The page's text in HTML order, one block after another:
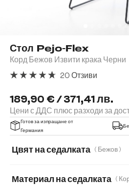
Стол Pejo-Flex
Корд Бежов Извити крака Черни
189,90 € / 371,41 лв.
Цени с ДДС плюс разходи за
20 Отзиви
Готов за изпращане от
Германия
Цвят на седалката ( Бежов )
Материал на седалката